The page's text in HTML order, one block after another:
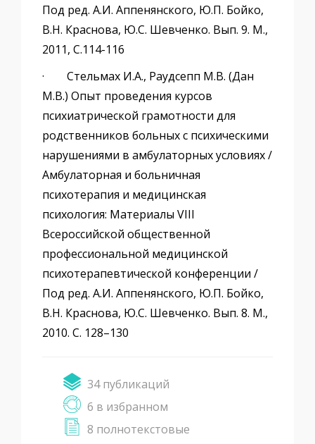
Под ред. А.И. Аппенянского, Ю.П. Бойко,
В.Н. Краснова, Ю.С. Шевченко. Вып. 9. М.,
2011, С.114-116
· Стельмах И.А., Раудсепп М.В. (Дан
М.В.) Опыт проведения курсов
психиатрической грамотности для
родственников больных с психическими
нарушениями в амбулаторных условиях /
Амбулаторная и больничная
психотерапия и медицинская
психология: Материалы VIII
Всероссийской общественной
профессиональной медицинской
психотерапевтической конференции /
Под ред. А.И. Аппенянского, Ю.П. Бойко,
В.Н. Краснова, Ю.С. Шевченко. Вып. 8. М.,
2010. С. 128–130
34 публикаций
6 в избранном
8 полнотекстовые